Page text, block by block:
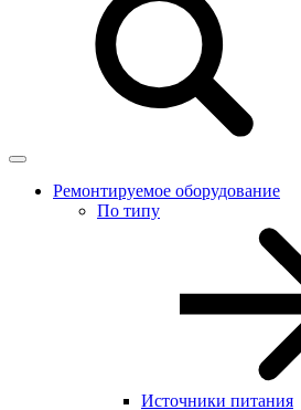
Ремонтируемое оборудование
По типу
Источники питания